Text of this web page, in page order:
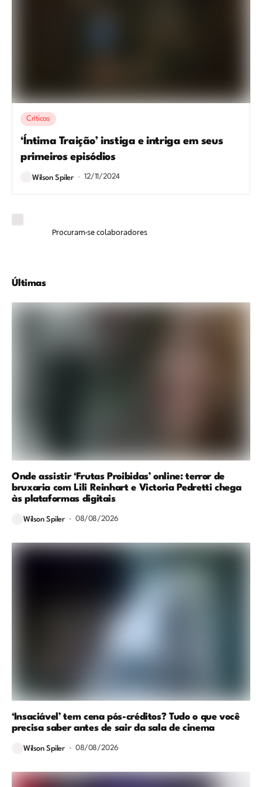
Críticas
‘Íntima Traição’ instiga e intriga em seus
primeiros episódios
Wilson Spiler 12/11/2024
Procuram-se colaboradores
Últimas
Onde assistir ‘Frutas Proibidas’ online: terror de
bruxaria com Lili Reinhart e Victoria Pedretti chega
às plataformas digitais
Wilson Spiler 08/08/2026
‘Insaciável’ tem cena pós-créditos? Tudo o que você
precisa saber antes de sair da sala de cinema
Wilson Spiler 08/08/2026